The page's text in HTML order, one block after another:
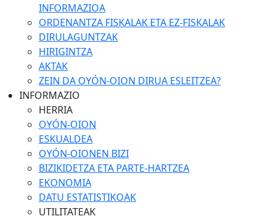
INFORMAZIOA
ORDENANTZA FISKALAK ETA EZ-FISKALAK
DIRULAGUNTZAK
HIRIGINTZA
AKTAK
ZEIN DA OYÓN-OION DIRUA ESLEITZEA?
INFORMAZIO
HERRIA
OYÓN-OION
ESKUALDEA
OYÓN-OIONEN BIZI
BIZIKIDETZA ETA PARTE-HARTZEA
EKONOMIA
DATU ESTATISTIKOAK
UTILITATEAK